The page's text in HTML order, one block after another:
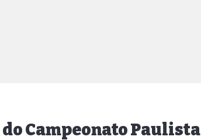
Campeonato Paulista